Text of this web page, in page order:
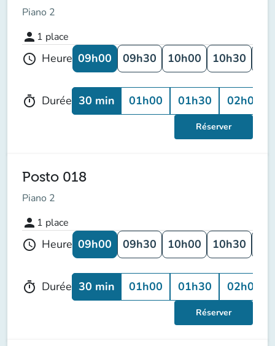
Piano 2
person 1 place
schedule Heure 09h00 09h30 10h00 10h30
timer Durée 30 min 01h00 01h30 02h00
Réserver
Posto 018
Piano 2
person 1 place
schedule Heure 09h00 09h30 10h00 10h30
timer Durée 30 min 01h00 01h30 02h00
Réserver